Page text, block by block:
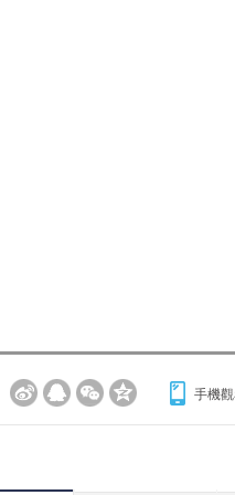
手機